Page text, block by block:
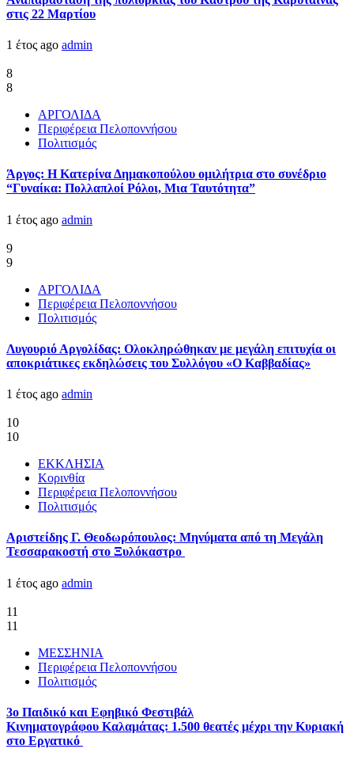
στις 22 Μαρτίου
1 έτος ago admin
8
8
ΑΡΓΟΛΙΔΑ
Περιφέρεια Πελοποννήσου
Πολιτισμός
Άργος: Η Κατερίνα Δημακοπούλου ομιλήτρια στο συνέδριο
“Γυναίκα: Πολλαπλοί Ρόλοι, Μια Ταυτότητα”
1 έτος ago admin
9
9
ΑΡΓΟΛΙΔΑ
Περιφέρεια Πελοποννήσου
Πολιτισμός
Λυγουριό Αργολίδας: Ολοκληρώθηκαν με μεγάλη επιτυχία οι
αποκριάτικες εκδηλώσεις του Συλλόγου «Ο Καββαδίας»
1 έτος ago admin
10
10
ΕΚΚΛΗΣΙΑ
Κορινθία
Περιφέρεια Πελοποννήσου
Πολιτισμός
Αριστείδης Γ. Θεοδωρόπουλος: Μηνύματα από τη Μεγάλη
Τεσσαρακοστή στο Ξυλόκαστρο
1 έτος ago admin
11
11
ΜΕΣΣΗΝΙΑ
Περιφέρεια Πελοποννήσου
Πολιτισμός
3ο Παιδικό και Εφηβικό Φεστιβάλ
Κινηματογράφου Καλαμάτας: 1.500 θεατές μέχρι την Κυριακή
στο Εργατικό